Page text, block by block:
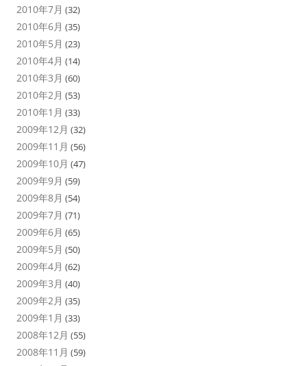
2010年7月 (32)
2010年6月 (35)
2010年5月 (23)
2010年4月 (14)
2010年3月 (60)
2010年2月 (53)
2010年1月 (33)
2009年12月 (32)
2009年11月 (56)
2009年10月 (47)
2009年9月 (59)
2009年8月 (54)
2009年7月 (71)
2009年6月 (65)
2009年5月 (50)
2009年4月 (62)
2009年3月 (40)
2009年2月 (35)
2009年1月 (33)
2008年12月 (55)
2008年11月 (59)